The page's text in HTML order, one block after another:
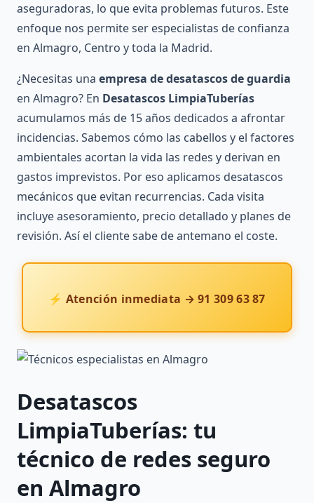
aseguradoras, lo que evita problemas futuros. Este
enfoque nos permite ser especialistas de confianza
en Almagro, Centro y toda la Madrid.
¿Necesitas una empresa de desatascos de guardia
en Almagro? En Desatascos LimpiaTuberías
acumulamos más de 15 años dedicados a afrontar
incidencias. Sabemos cómo las cabellos y el factores
ambientales acortan la vida las redes y derivan en
gastos imprevistos. Por eso aplicamos desatascos
mecánicos que evitan recurrencias. Cada visita
incluye asesoramiento, precio detallado y planes de
revisión. Así el cliente sabe de antemano el coste.
⚡ Atención inmediata → 91 309 63 87
Desatascos
LimpiaTuberías: tu
técnico de redes seguro
en Almagro